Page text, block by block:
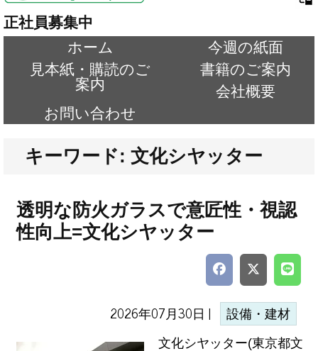
正社員募集中
ホーム
今週の紙面
見本紙・購読のご
案内
書籍のご案内
会社概要
お問い合わせ
キーワード: 文化シヤッター
透明な防火ガラスで意匠性・視認
性向上=文化シヤッター
2026年07月30日 | 設備・建材
文化シヤッター(東京都文